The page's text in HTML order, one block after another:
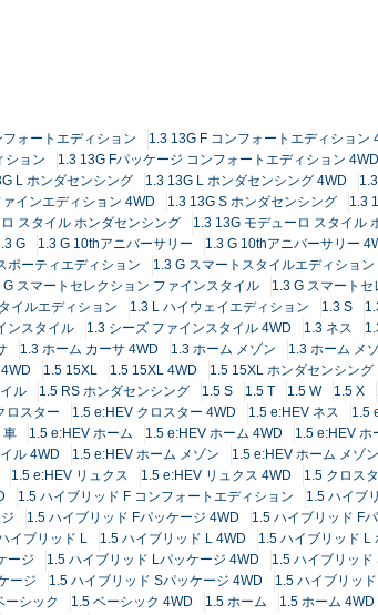
ォートエディション 1.3 13G F コンフォートエディション
ション 1.3 13G Fパッケージ コンフォートエディション 4WD
L ホンダセンシング 1.3 13G L ホンダセンシング 4WD
インエディション 4WD 1.3 13G S ホンダセンシング
1.3
スタイル ホンダセンシング 1.3 13G モデューロ スタイル
G 1.3 G 10thアニバーサリー 1.3 G 10thアニバーサリー
ポーティエディション 1.3 G スマートスタイルエディション
G スマートセレクション ファインスタイル
1.3 G スマート
イルエディション 1.3 L ハイウェイエディション 1.3 S
ンスタイル 1.3 シーズ ファインスタイル 4WD 1.3 ネス
1.3 ホーム カーサ 4WD 1.3 ホーム メゾン 1.3 ホーム メ
1.5 15XL 1.5 15XL 4WD 1.5 15XL ホンダセンシング
ル 1.5 RS ホンダセンシング 1.5 S 1.5 T 1.5 W 1.5 X
ロスター 1.5 e:HEV クロスター 4WD 1.5 e:HEV ネス 1.5
車 1.5 e:HEV ホーム 1.5 e:HEV ホーム 4WD 1.5 e:HEV ホ
ル 4WD 1.5 e:HEV ホーム メゾン 1.5 e:HEV ホーム メゾ
1.5 e:HEV リュクス 1.5 e:HEV リュクス 4WD 1.5 クロス
1.5 ハイブリッド F コンフォートエディション
1.5 ハイブ
1.5 ハイブリッド Fパッケージ 4WD
1.5 ハイブリッド F
イブリッド L 1.5 ハイブリッド L 4WD
1.5 ハイブリッド L
ージ 1.5 ハイブリッド Lパッケージ 4WD 1.5 ハイブリッド
ージ 1.5 ハイブリッド Sパッケージ 4WD
1.5 ハイブリッ
ーシック 1.5 ベーシック 4WD 1.5 ホーム 1.5 ホーム 4WD